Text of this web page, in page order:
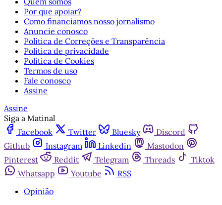
Por que apoiar?
Como financiamos nosso jornalismo
Anuncie conosco
Política de Correções e Transparência
Política de privacidade
Política de Cookies
Termos de uso
Fale conosco
Assine
Assine
Siga a Matinal
Facebook
Twitter Bluesky
Discord
Github
Instagram Linkedin
Mastodon
Pinterest
Reddit Telegram Threads
Tiktok
Whatsapp
Youtube
RSS
Opinião